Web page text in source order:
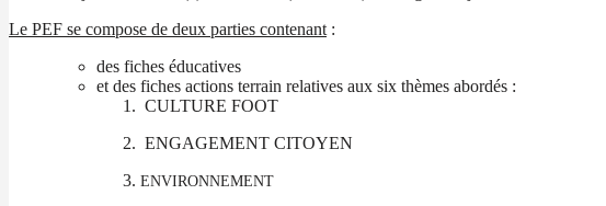
Le PEF se compose de deux parties contenant :
des fiches éducatives
et des fiches actions terrain relatives aux six thèmes abordés :
CULTURE FOOT
ENGAGEMENT CITOYEN
ENVIRONNEMENT